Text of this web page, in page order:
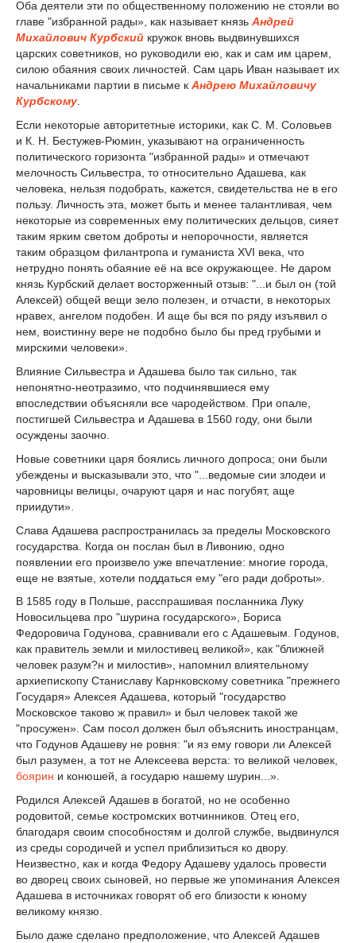
Оба деятели эти по общественному положению не стояли во
главе "избранной рады», как называет князь Андрей
Михайлович Курбский кружок вновь выдвинувшихся
царских советников, но руководили ею, как и сам им царем,
силою обаяния своих личностей. Сам царь Иван называет их
начальниками партии в письме к Андрею Михайловичу
Курбскому.
Если некоторые авторитетные историки, как С. М. Соловьев
и К. Н. Бестужев-Рюмин, указывают на ограниченность
политического горизонта "избранной рады» и отмечают
мелочность Сильвестра, то относительно Адашева, как
человека, нельзя подобрать, кажется, свидетельства не в его
пользу. Личность эта, может быть и менее талантливая, чем
некоторые из современных ему политических дельцов, сияет
таким ярким светом доброты и непорочности, является
таким образцом филантропа и гуманиста XVI века, что
нетрудно понять обаяние её на все окружающее. Не даром
князь Курбский делает восторженный отзыв: "...и был он (той
Алексей) общей вещи зело полезен, и отчасти, в некоторых
нравех, ангелом подобен. И аще бы вся по ряду изъявил о
нем, воистинну вере не подобно было бы пред грубыми и
мирскими человеки».
Влияние Сильвестра и Адашева было так сильно, так
непонятно-неотразимо, что подчинявшиеся ему
впоследствии объясняли все чародейством. При опале,
постигшей Сильвестра и Адашева в 1560 году, они были
осуждены заочно.
Новые советники царя боялись личного допроса; они были
убеждены и высказывали это, что "...ведомые сии злодеи и
чаровницы велицы, очаруют царя и нас погубят, аще
приидути».
Слава Адашева распространилась за пределы Московского
государства. Когда он послан был в Ливонию, одно
появлении его произвело уже впечатление: многие города,
еще не взятые, хотели поддаться ему "его ради доброты».
В 1585 году в Польше, расспрашивая посланника Луку
Новосильцева про "шурина государского», Бориса
Федоровича Годунова, сравнивали его с Адашевым. Годунов,
как правитель земли и милостивец великой», как "ближней
человек разум?н и милостив», напомнил влиятельному
архиепископу Станиславу Карнковскому советника "прежнего
Государя» Алексея Адашева, который "государство
Московское таково ж правил» и был человек такой же
"просужен». Сам посол должен был объяснить иностранцам,
что Годунов Адашеву не ровня: "и яз ему говори ли Алексей
был разумен, а тот не Алексеева верста: то великой человек,
боярин и конюшей, а государю нашему шурин...».
Родился Алексей Адашев в богатой, но не особенно
родовитой, семье костромских вотчинников. Отец его,
благодаря своим способностям и долгой службе, выдвинулся
из среды сородичей и успел приблизиться ко двору.
Неизвестно, как и когда Федору Адашеву удалось провести
во дворец своих сыновей, но первые же упоминания Алексея
Адашева в источниках говорят об его близости к юному
великому князю.
Было даже сделано предположение, что Алексей Адашев